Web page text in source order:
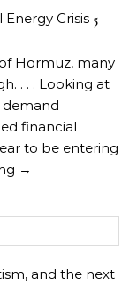
Crisis 5
Hormuz, many
. . . Looking at
demand
financial
to be entering
→
and the next